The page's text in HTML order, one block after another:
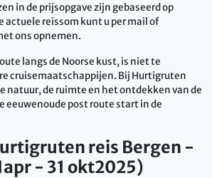
in de prijsopgave zijn gebaseerd op
actuele reissom kunt u per mail of
ons opnemen.
langs de Noorse kust, is niet te
cruisemaatschappijen. Bij Hurtigruten
natuur, de ruimte en het ontdekken van de
eeuwenoude post route start in de
reis Bergen -
- 31 okt2025)